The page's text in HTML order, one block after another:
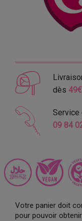
dès
Service
09 84
Votre panier doit
pour pouvoir